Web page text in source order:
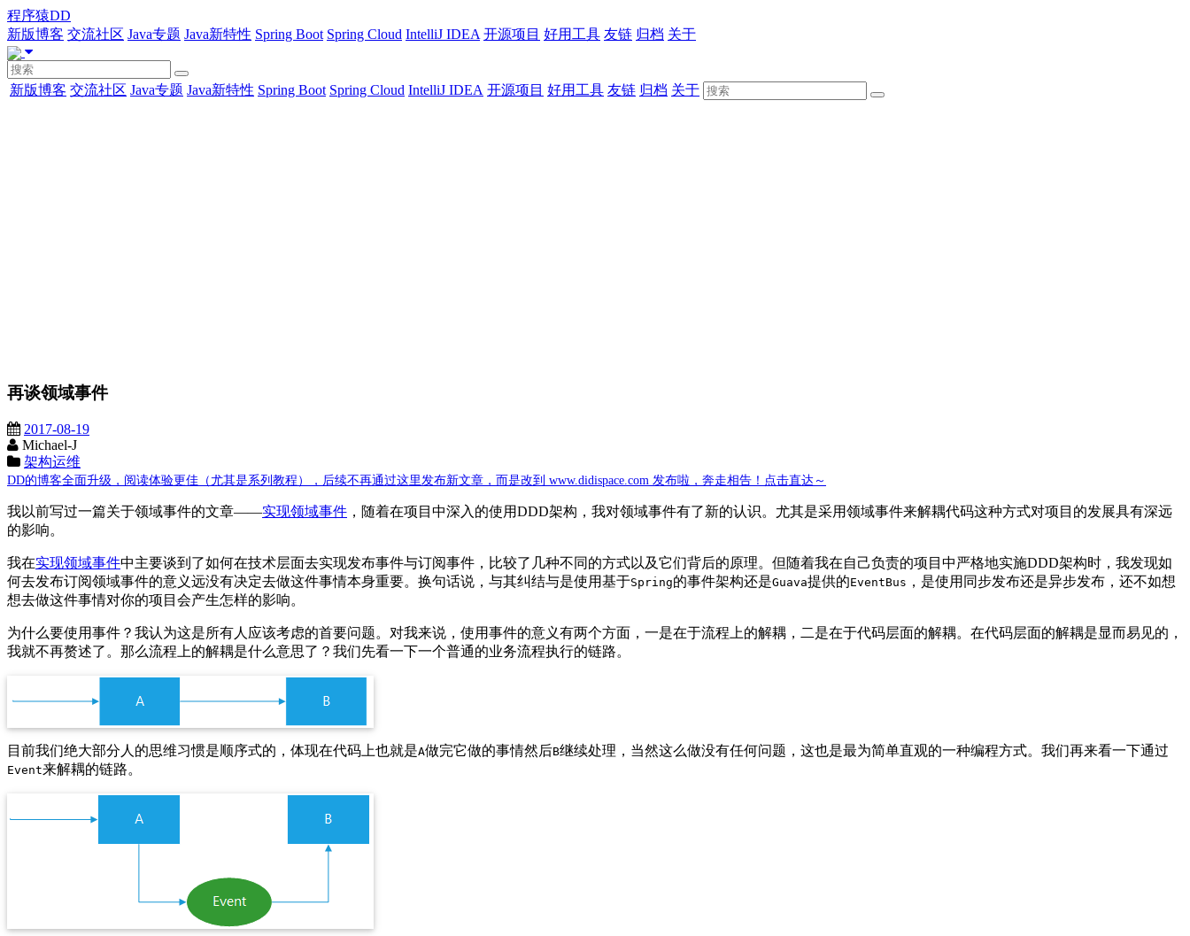
程序猿DD
新版博客 交流社区 Java专题 Java新特性 Spring Boot Spring Cloud IntelliJ IDEA 开源项目 好用工具 友链 归档 关于
新版博客 交流社区 Java专题 Java新特性 Spring Boot Spring Cloud IntelliJ IDEA 开源项目 好用工具 友链 归档 关于
再谈领域事件
2017-08-19
Michael-J
架构运维
DD的博客全面升级，阅读体验更佳（尤其是系列教程），后续不再通过这里发布新文章，而是改到 www.didispace.com 发布啦，奔走相告！点击直达～
我以前写过一篇关于领域事件的文章——实现领域事件 ，随着在项目中深入的使用DDD架构，我对领域事件有了新的认识。尤其是采用领域事件来解耦代码这种方式对项目的发展具有深远
的影响。
我在实现领域事件中主要谈到了如何在技术层面去实现发布事件与订阅事件，比较了几种不同的方式以及它们背后的原理。但随着我在自己负责的项目中严格地实施DDD架构时，我发现如
何去发布订阅领域事件的意义远没有决定去做这件事情本身重要。换句话说，与其纠结与是使用基于Spring的事件架构还是Guava提供的EventBus ，是使用同步发布还是异步发布，还不如想
想去做这件事情对你的项目会产生怎样的影响。
为什么要使用事件？我认为这是所有人应该考虑的首要问题。对我来说，使用事件的意义有两个方面，一是在于流程上的解耦，二是在于代码层面的解耦。在代码层面的解耦是显而易见的，
我就不再赘述了。那么流程上的解耦是什么意思了？我们先看一下一个普通的业务流程执行的链路。
目前我们绝大部分人的思维习惯是顺序式的，体现在代码上也就是A做完它做的事情然后B继续处理，当然这么做没有任何问题，这也是最为简单直观的一种编程方式。我们再来看一下通过
Event来解耦的链路。